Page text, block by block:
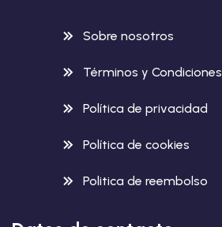
Sobre nosotros
Términos y Condiciones
Política de privacidad
Política de cookies
Politica de reembolso